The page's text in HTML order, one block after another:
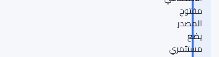
مفتوح
المصدر
يضع
مستثمري